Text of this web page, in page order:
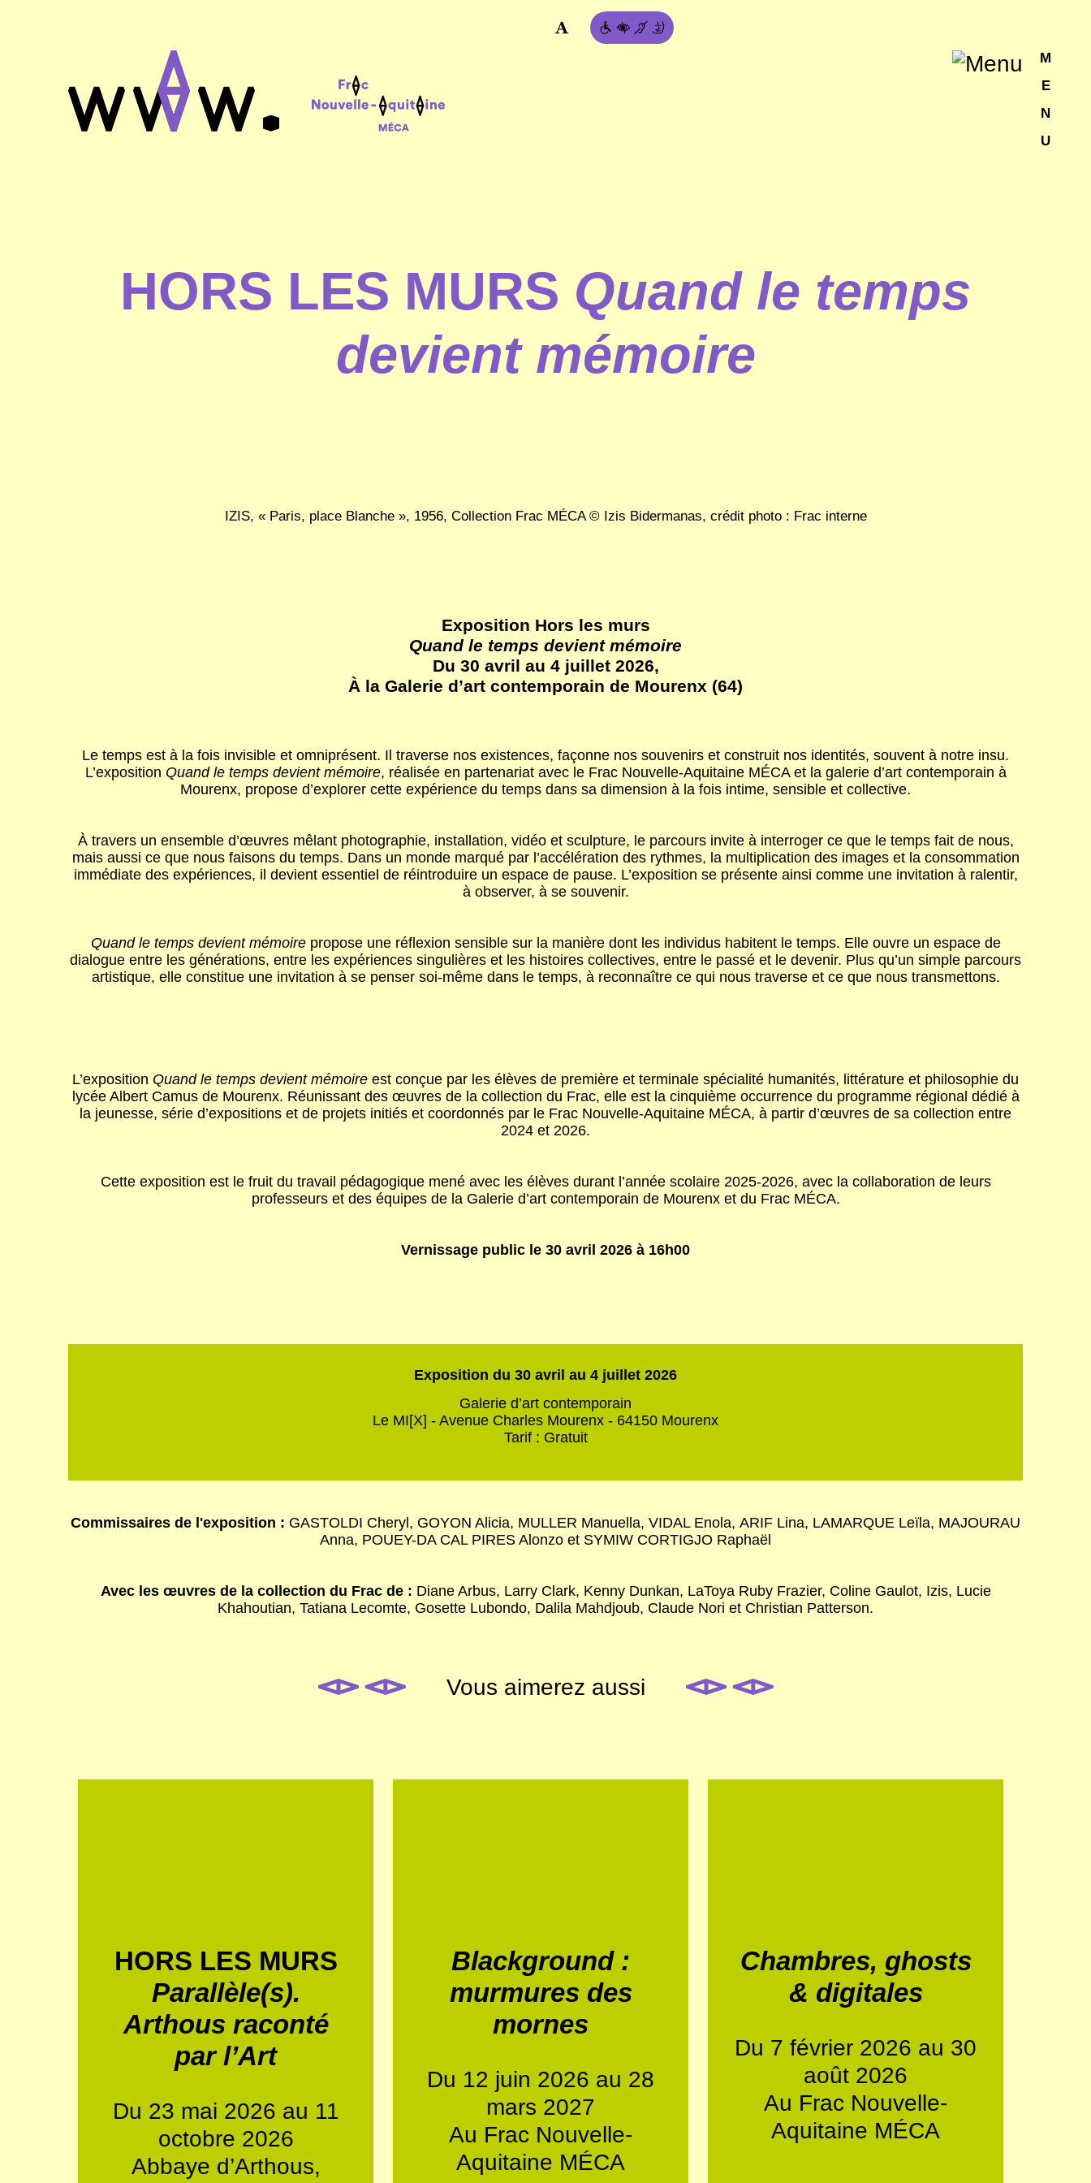
M
E
N
U
HORS LES MURS Quand le temps
devient mémoire
IZIS, « Paris, place Blanche », 1956, Collection Frac MÉCA © Izis Bidermanas, crédit photo : Frac interne
Exposition Hors les murs
Quand le temps devient mémoire
Du 30 avril au 4 juillet 2026,
À la Galerie d’art contemporain de Mourenx (64)
Le temps est à la fois invisible et omniprésent. Il traverse nos existences, façonne nos souvenirs et construit nos identités, souvent à notre insu.
L’exposition Quand le temps devient mémoire, réalisée en partenariat avec le Frac Nouvelle-Aquitaine MÉCA et la galerie d’art contemporain à
Mourenx, propose d’explorer cette expérience du temps dans sa dimension à la fois intime, sensible et collective.
À travers un ensemble d’œuvres mêlant photographie, installation, vidéo et sculpture, le parcours invite à interroger ce que le temps fait de nous,
mais aussi ce que nous faisons du temps. Dans un monde marqué par l’accélération des rythmes, la multiplication des images et la consommation
immédiate des expériences, il devient essentiel de réintroduire un espace de pause. L’exposition se présente ainsi comme une invitation à ralentir,
à observer, à se souvenir.
Quand le temps devient mémoirepropose une réflexion sensible sur la manière dont les individus habitent le temps. Elle ouvre un espace de
dialogue entre les générations, entre les expériences singulières et les histoires collectives, entre le passé et le devenir. Plus qu’un simple parcours
artistique, elle constitue une invitation à se penser soi-même dans le temps, à reconnaître ce qui nous traverse et ce que nous transmettons.
L’exposition Quand le temps devient mémoire est conçue par les élèves de première et terminale spécialité humanités, littérature et philosophie du
lycée Albert Camus de Mourenx. Réunissant des œuvres de la collection du Frac, elle est la cinquième occurrence du programme régional dédié à
la jeunesse, série d’expositions et de projets initiés et coordonnés par le Frac Nouvelle-Aquitaine MÉCA, à partir d’œuvres de sa collection entre
2024 et 2026.
Cette exposition est le fruit du travail pédagogique mené avec les élèves durant l’année scolaire 2025-2026, avec la collaboration de leurs
professeurs et des équipes de la Galerie d’art contemporain de Mourenx et du Frac MÉCA.
Vernissage public le 30 avril 2026 à 16h00
Exposition du 30 avril au 4 juillet 2026
Galerie d’art contemporain
Le MI[X] - Avenue Charles Mourenx - 64150 Mourenx
Tarif : Gratuit
Commissaires de l'exposition : GASTOLDI Cheryl, GOYON Alicia, MULLER Manuella, VIDAL Enola, ARIF Lina, LAMARQUE Leïla, MAJOURAU
Anna, POUEY-DA CAL PIRES Alonzo et SYMIW CORTIGJO Raphaël
Avec les œuvres de la collection du Frac de : Diane Arbus, Larry Clark, Kenny Dunkan, LaToya Ruby Frazier, Coline Gaulot, Izis, Lucie
Khahoutian, Tatiana Lecomte, Gosette Lubondo, Dalila Mahdjoub, Claude Nori et Christian Patterson.
Vous aimerez aussi
HORS LES MURS
Parallèle(s).
Arthous raconté
par l’Art
Du 23 mai 2026 au 11
octobre 2026
Abbaye d’Arthous,
Blackground :
murmures des
mornes
Du 12 juin 2026 au 28
mars 2027
Au Frac Nouvelle-
Aquitaine MÉCA
Chambres, ghosts
& digitales
Du 7 février 2026 au 30
août 2026
Au Frac Nouvelle-
Aquitaine MÉCA